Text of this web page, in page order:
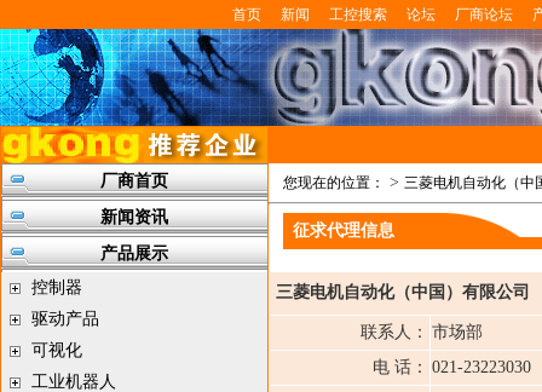
首页 新闻 工控搜索 论坛 厂商论坛
厂商首页
新闻资讯
产品展示
控制器
驱动产品
可视化
工业机器人
您现在的位置： > 三菱电机自动化（中
征求代理信息
三菱电机自动化（中国）有限公司
联系人： 市场部
电 话： 021-23223030